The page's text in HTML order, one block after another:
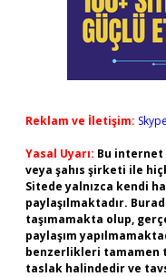
Reklam ve İletişim:
Yasal Uyarı: Bu
veya şahıs şirketi ile
Sitede yalnızca kendi
paylaşılmaktadır.
taşımamakta olup,
paylaşım
benzerlikleri tamamen
taslak halindedir ve